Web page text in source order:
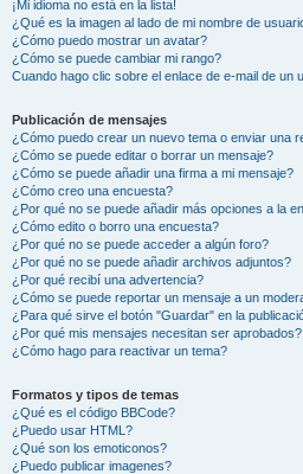
¡Mi idioma no está en la lista!
¿Qué es la imagen al lado de mi nombre de
¿Cómo puedo mostrar un avatar?
¿Cómo se puede cambiar mi rango?
Cuando hago clic sobre el enlace de e-mail de un
Publicación de mensajes
¿Cómo puedo crear un nuevo tema o enviar una
¿Cómo se puede editar o borrar un mensaje?
¿Cómo se puede añadir una firma a mi mensaje?
¿Cómo creo una encuesta?
¿Por qué no se puede añadir más opciones a la
¿Cómo edito o borro una encuesta?
¿Por qué no se puede acceder a algún foro?
¿Por qué no se puede añadir archivos adjuntos?
¿Por qué recibí una advertencia?
¿Cómo se puede reportar un mensaje a un
¿Para qué sirve el botón "Guardar" en la
¿Por qué mis mensajes necesitan ser aprobados?
¿Cómo hago para reactivar un tema?
Formatos y tipos de temas
¿Qué es el código BBCode?
¿Puedo usar HTML?
¿Qué son los emoticonos?
¿Puedo publicar imagenes?